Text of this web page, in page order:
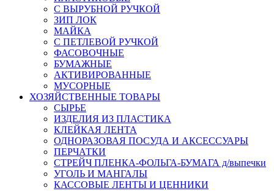
С ВЫРУБНОЙ РУЧКОЙ
ЗИП ЛОК
МАЙКА
С ПЕТЛЕВОЙ РУЧКОЙ
ФАСОВОЧНЫЕ
БУМАЖНЫЕ
АКТИВИРОВАННЫЕ
МУСОРНЫЕ
ХОЗЯЙСТВЕННЫЕ ТОВАРЫ
СЫРЬЕ
ИЗДЕЛИЯ ИЗ ПЛАСТИКА
КЛЕЙКАЯ ЛЕНТА
ОДНОРАЗОВАЯ ПОСУДА И АКСЕССУАРЫ
ПЕРЧАТКИ
СТРЕЙЧ ПЛЕНКА-ФОЛЬГА-БУМАГА д/выпечки
УГОЛЬ И МАНГАЛЫ
КАССОВЫЕ ЛЕНТЫ И ЦЕННИКИ